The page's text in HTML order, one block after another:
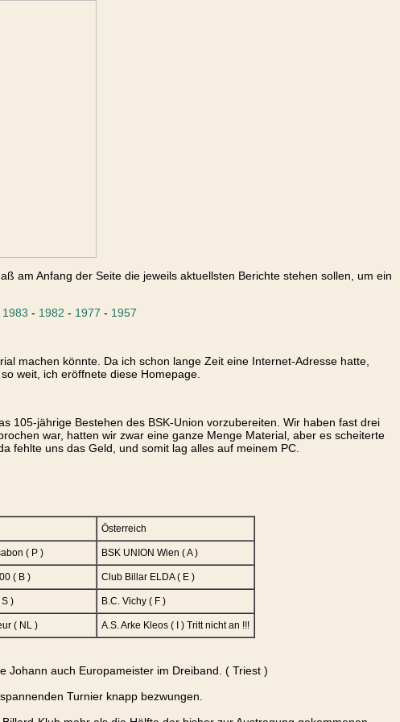
am Anfang der Seite die jeweils aktuellsten Berichte stehen sollen, um ein
1983 - 1982 - 1977 - 1957
machen könnte. Da ich schon lange Zeit eine Internet-Adresse hatte,
weit, ich eröffnete diese Homepage.
105-jährige Bestehen des BSK-Union vorzubereiten. Wir haben fast drei
war, hatten wir zwar eine ganze Menge Material, aber es scheiterte
fehlte uns das Geld, und somit lag alles auf meinem PC.
Österreich
( P ) BSK UNION Wien ( A )
( B ) Club Billar ELDA ( E )
S ) B.C. Vichy ( F )
( NL ) A.S. Arke Kleos ( I ) Tritt nicht an !!!
Johann auch Europameister im Dreiband. ( Triest )
Turnier knapp bezwungen.